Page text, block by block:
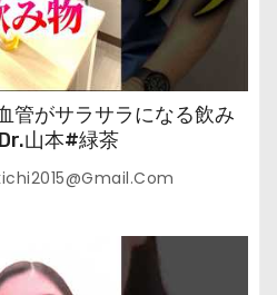
管がサラサラになる飲み
山本#緑茶